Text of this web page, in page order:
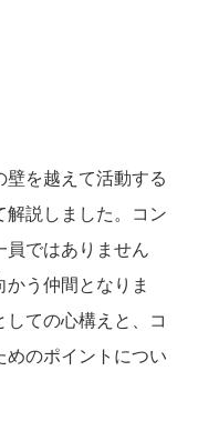
を越えて活動する
説しました。コン
員ではありません
う仲間となりま
ての心構えと、コ
のポイントについ